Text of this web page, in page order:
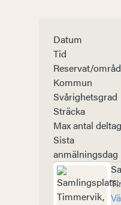
Datum
Tid
Reservat/
Kommun
Svårighetsgrad
Sträcka
Max antal
Sista
anmälningsdag